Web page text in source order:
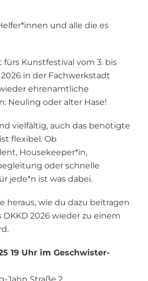
und alle die es
fürs Kunstfestival vom 3. bis
2026 in der Fachwerkstadt
ehrenamtliche
Neuling oder alter Hase!
vielfältig, auch das benötigte
flexibel. Ob
Housekeeper*in,
oder schnelle
jede*n ist was dabei.
heraus, wie du dazu beitragen
DKKD 2026 wieder zu einem
19 Uhr im Geschwister-